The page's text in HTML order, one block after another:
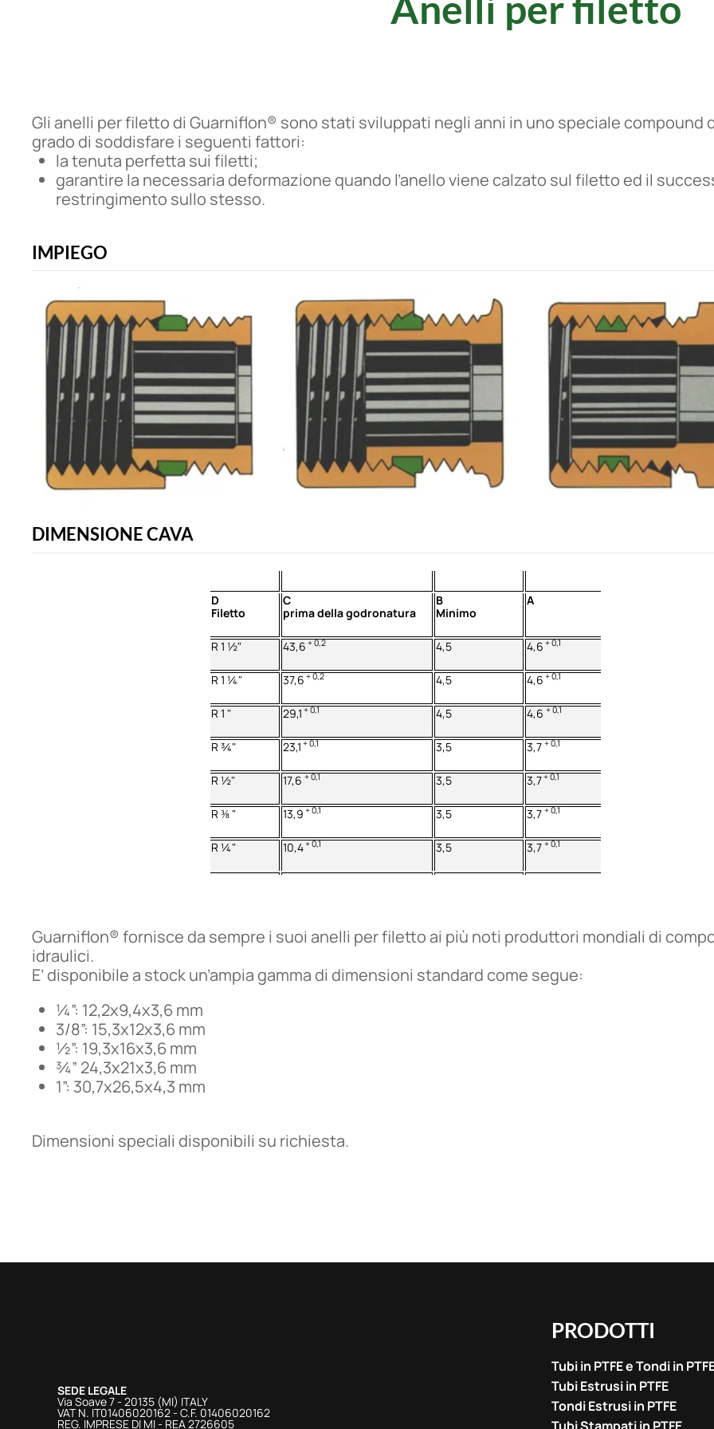
Gli anelli per filetto di Guarniflon® sono stati sviluppati negli anni in uno speciale compound
grado di soddisfare i seguenti fattori:
la tenuta perfetta sui filetti;
garantire la necessaria deformazione quando l’anello viene calzato sul filetto ed il
restringimento sullo stesso.
IMPIEGO
DIMENSIONE CAVA
D
Filetto
C
prima della godronatura
B
Minimo
A
R 1 ½" 43,6+ 0,2 4,5 4,6+ 0,1
R 1 ¼" 37,6+ 0,2 4,5 4,6+ 0,1
R 1 " 29,1+ 0,1 4,5 4,6 + 0,1
R ¾" 23,1+ 0,1 3,5 3,7 + 0,1
R ½" 17,6 + 0,1 3,5 3,7+ 0,1
R ⅜ " 13,9+ 0,1 3,5 3,7 + 0,1
R ¼" 10,4+ 0,1 3,5 3,7 + 0,1
Guarniflon® fornisce da sempre i suoi anelli per filetto ai più noti produttori mondiali di
idraulici.
E’ disponibile a stock un’ampia gamma di dimensioni standard come segue:
¼”: 12,2x9,4x3,6 mm
3/8”: 15,3x12x3,6 mm
½”: 19,3x16x3,6 mm
¾” 24,3x21x3,6 mm
1”: 30,7x26,5x4,3 mm
Dimensioni speciali disponibili su richiesta.
SEDE LEGALE
Via Soave 7 - 20135 (MI) ITALY
VAT N. IT01406020162 - C.F. 01406020162
REG. IMPRESE DI MI - REA 2726605
PRODOTTI
Tubi in PTFE e Tondi in
Tubi Estrusi in PTFE
Tondi Estrusi in PTFE